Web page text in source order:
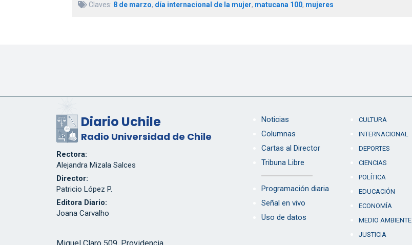
Claves: 8 de marzo, día internacional de la mujer, matucana 100, mujeres
Diario Uchile
Radio Universidad de Chile
Rectora:
Alejandra Mizala Salces
Director:
Patricio López P.
Editora Diario:
Joana Carvalho
Noticias
Columnas
Cartas al Director
Tribuna Libre
Programación diaria
Señal en vivo
Uso de datos
CULTURA
INTERNACIONAL
DEPORTES
CIENCIAS
POLÍTICA
EDUCACIÓN
ECONOMÍA
MEDIO AMBIENTE
JUSTICIA